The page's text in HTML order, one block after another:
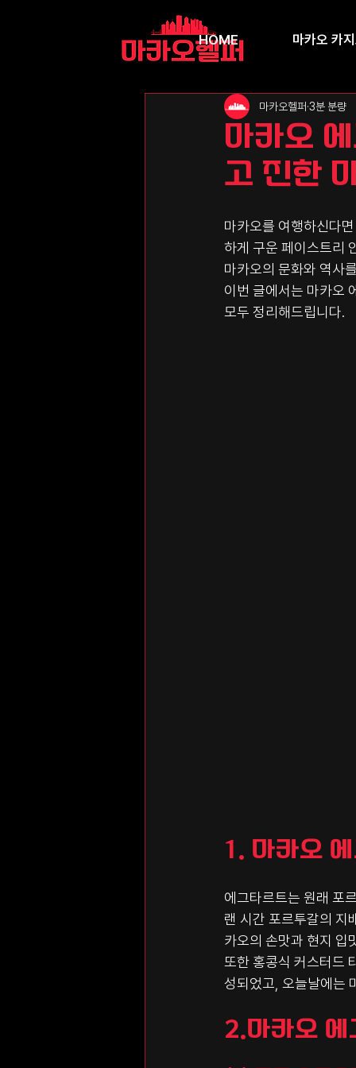
HOME 마카오 카
마카오
고 진한
마카오헬퍼 3분 분량
마카오를 여행하신다
하게 구운 페이스트리
마카오의 문화와 역사
이번 글에서는 마카오
모두 정리해드립니다.
1. 마카오
에그타르트는 원래 포
랜 시간 포르투갈의 지
카오의 손맛과 현지 입
또한 홍콩식 커스터드
성되었고, 오늘날에는
2.마카오 에